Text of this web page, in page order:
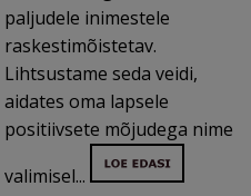
paljudele inimestele
raskestimõistetav.
Lihtsustame seda veidi,
aidates oma lapsele
positiivsete mõjudega nime
valimisel...